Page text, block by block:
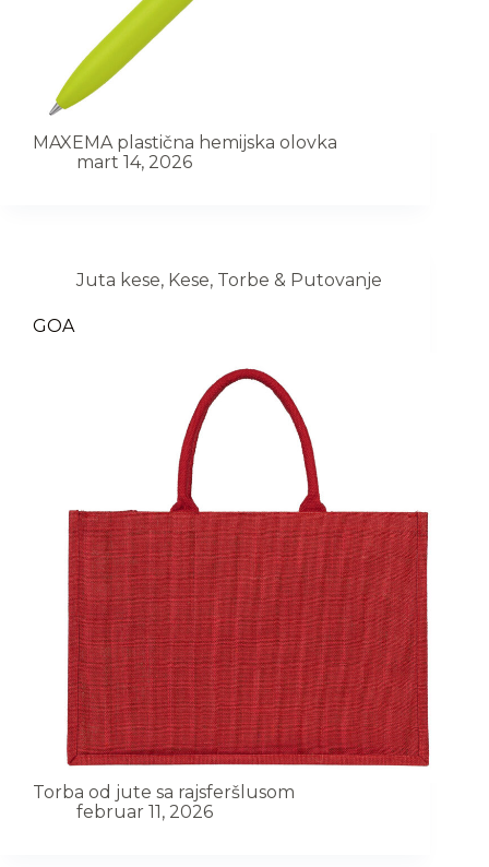
MAXEMA plastična hemijska olovka
mart 14, 2026
Juta kese, Kese, Torbe & Putovanje
GOA
Torba od jute sa rajsferšlusom
februar 11, 2026